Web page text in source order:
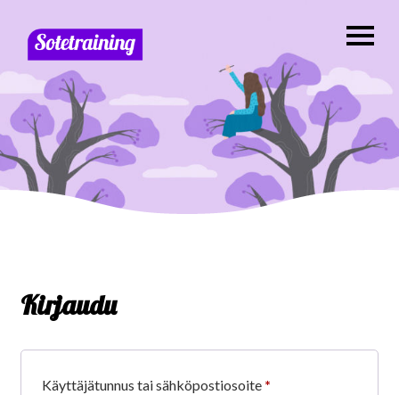
Kirjaudu
Käyttäjätunnus tai sähköpostiosoite *